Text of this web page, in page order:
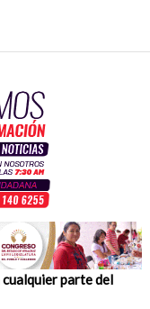
cualquier parte del